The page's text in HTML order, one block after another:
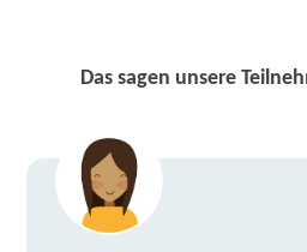
Das sagen unsere